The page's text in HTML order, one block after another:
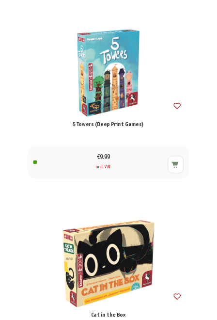
5 Towers (Deep Print Games)
€9.99
incl. VAT
Cat in the Box